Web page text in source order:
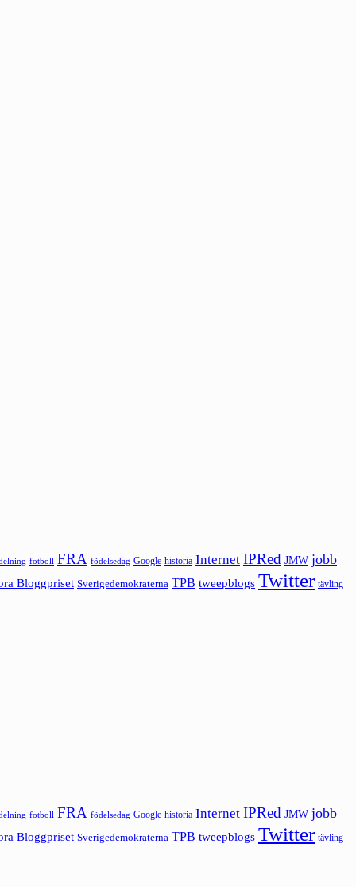
fotboll FRA födelsedag Google historia Internet IPRed JMW jobb
Bloggpriset Sverigedemokraterna TPB tweepblogs Twitter tävling
fotboll FRA födelsedag Google historia Internet IPRed JMW jobb
Bloggpriset Sverigedemokraterna TPB tweepblogs Twitter tävling